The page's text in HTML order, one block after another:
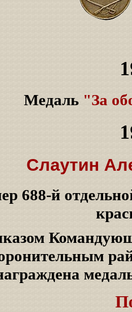
Медаль "За
Слаутин
688-й